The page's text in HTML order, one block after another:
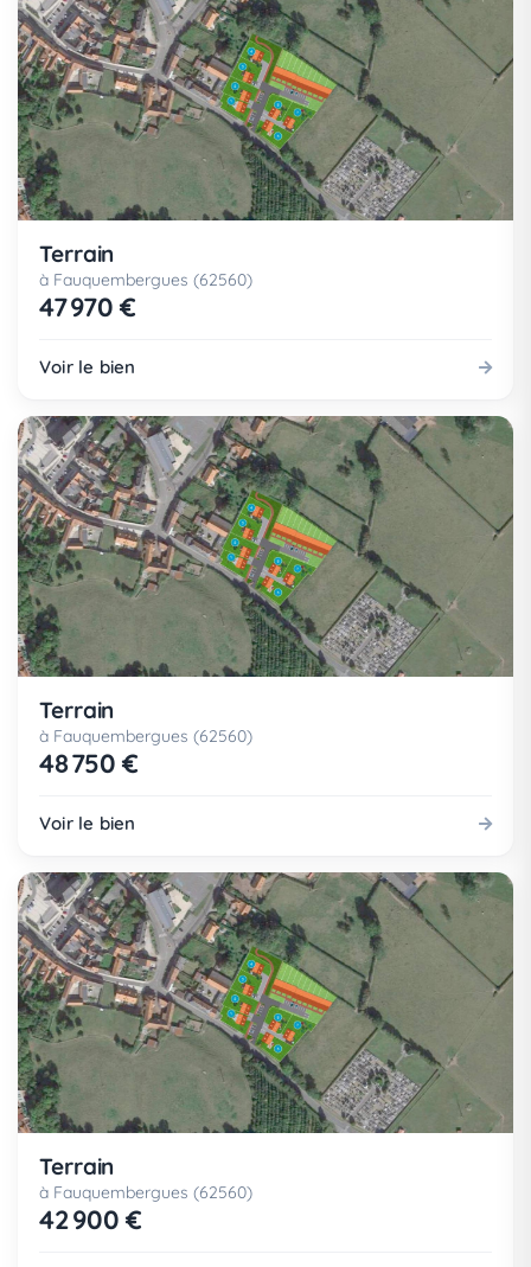
Terrain
à Fauquembergues (62560)
47 970 €
Voir le bien
Terrain
à Fauquembergues (62560)
48 750 €
Voir le bien
Terrain
à Fauquembergues (62560)
42 900 €